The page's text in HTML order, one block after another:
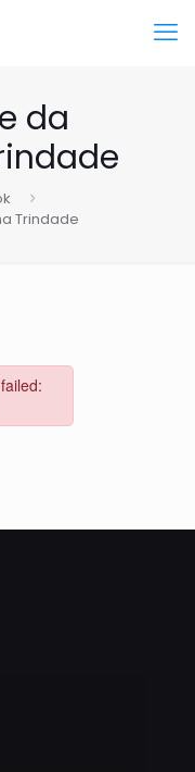
da
Trindade